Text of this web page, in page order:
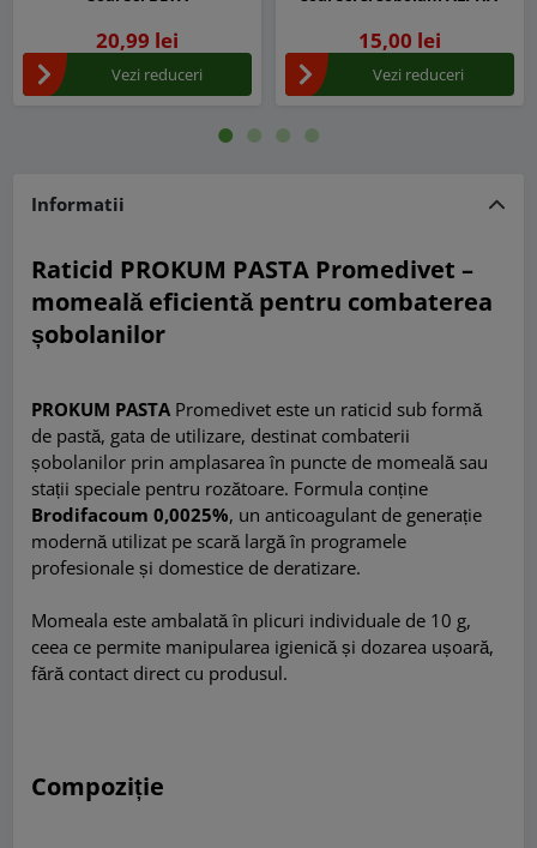
20,99 lei
Vezi reduceri
15,00 lei
Vezi reduceri
Informatii
Raticid PROKUM PASTA Promedivet –
momeală eficientă pentru combaterea
șobolanilor
PROKUM PASTA Promedivet este un raticid sub formă
de pastă, gata de utilizare, destinat combaterii
șobolanilor prin amplasarea în puncte de momeală sau
stații speciale pentru rozătoare. Formula conține
Brodifacoum 0,0025%, un anticoagulant de generație
modernă utilizat pe scară largă în programele
profesionale și domestice de deratizare.
Momeala este ambalată în plicuri individuale de 10 g,
ceea ce permite manipularea igienică și dozarea ușoară,
fără contact direct cu produsul.
Compoziție